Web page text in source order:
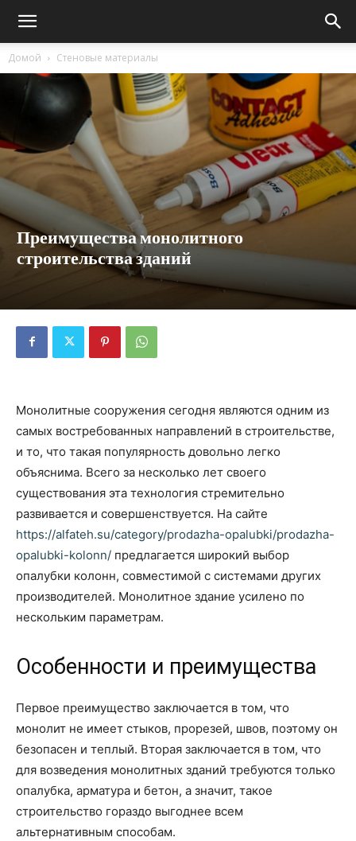
Домой Стеновые материалы
Преимущества монолитного
строительства зданий
Монолитные сооружения сегодня являются одним из
самых востребованных направлений в строительстве,
и то, что такая популярность довольно легко
объяснима. Всего за несколько лет своего
существования эта технология стремительно
развивается и совершенствуется. На сайте
https://alfateh.su/category/prodazha-opalubki/prodazha-
opalubki-kolonn/ предлагается широкий выбор
опалубки колонн, совместимой с системами других
производителей. Монолитное здание усилено по
нескольким параметрам.
Особенности и преимущества
Первое преимущество заключается в том, что
монолит не имеет стыков, прорезей, швов, поэтому он
безопасен и теплый. Вторая заключается в том, что
для возведения монолитных зданий требуются только
опалубка, арматура и бетон, а значит, такое
строительство гораздо выгоднее всем
альтернативным способам.